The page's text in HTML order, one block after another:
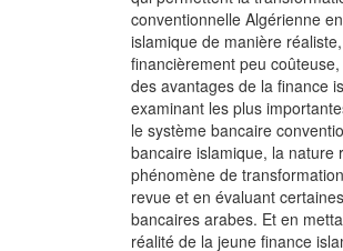
conventionnelle Algérienne
islamique de manière
financièrement peu
des avantages de la finance
examinant les plus
le système bancaire
bancaire islamique, la nature
phénomène de
revue et en évaluant
bancaires arabes. Et en
réalité de la jeune finance